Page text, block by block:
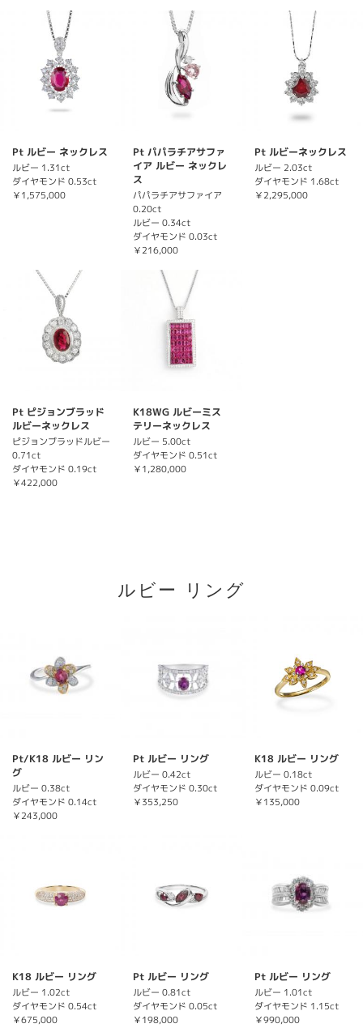
Pt ルビー ネックレス
ルビー 1.31ct
ダイヤモンド 0.53ct
￥1,575,000
Pt パパラチアサファ
イア ルビー ネックレ
ス
パパラチアサファイア
0.20ct
ルビー 0.34ct
ダイヤモンド 0.03ct
￥216,000
Pt ルビーネックレス
ルビー 2.03ct
ダイヤモンド 1.68ct
￥2,295,000
Pt ピジョンブラッド
ルビーネックレス
ピジョンブラッドルビー
0.71ct
ダイヤモンド 0.19ct
￥422,000
K18WG ルビーミス
テリーネックレス
ルビー 5.00ct
ダイヤモンド 0.51ct
￥1,280,000
ルビー リング
Pt/K18 ルビー リン
グ
ルビー 0.38ct
ダイヤモンド 0.14ct
￥243,000
Pt ルビー リング
ルビー 0.42ct
ダイヤモンド 0.30ct
￥353,250
K18 ルビー リング
ルビー 0.18ct
ダイヤモンド 0.09ct
￥135,000
K18 ルビー リング
ルビー 1.02ct
ダイヤモンド 0.54ct
￥675,000
Pt ルビー リング
ルビー 0.81ct
ダイヤモンド 0.05ct
￥198,000
Pt ルビー リング
ルビー 1.01ct
ダイヤモンド 1.15ct
￥990,000